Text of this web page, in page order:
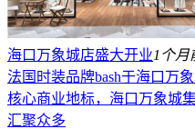
海口万象城店盛大开业1个月
法国时装品牌bash于海口万
核心商业地标，海口万象城
汇聚众多